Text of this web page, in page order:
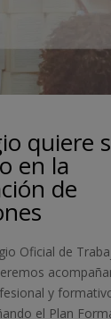
quiere
en la
de
Oficial de
y
el Plan